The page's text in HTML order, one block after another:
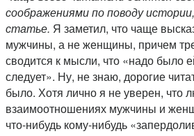
соображениями по поводу
статье. Я заметил, что чаще
мужчины, а не женщины, причем
сводится к мысли, что «надо было
следует». Ну, не знаю, дорогие
было. Хотя лично я не уверен, что
взаимоотношениях мужчины и
что-нибудь кому-нибудь